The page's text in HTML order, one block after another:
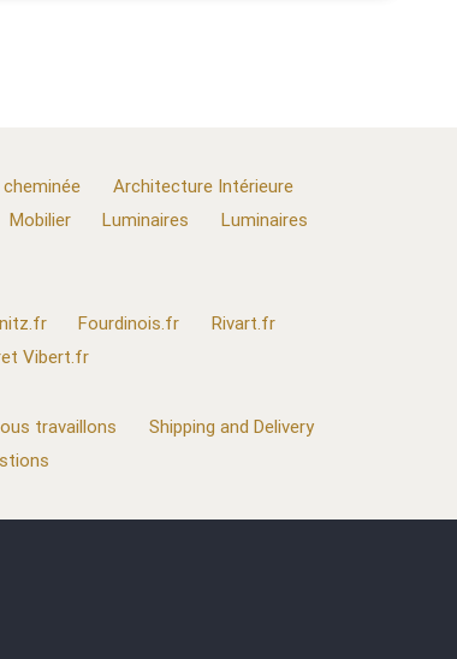
Architecture Intérieure
Mobilier Luminaires
Luminaires
Fourdinois.fr
Rivart.fr
Vibert.fr
travaillons
Shipping and Delivery